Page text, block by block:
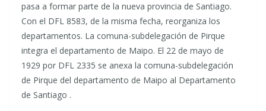
pasa a formar parte de la nueva provincia de Santiago.
Con el DFL 8583, de la misma fecha, reorganiza los
departamentos. La comuna-subdelegación de Pirque
integra el departamento de Maipo. El 22 de mayo de
1929 por DFL 2335 se anexa la comuna-subdelegación
de Pirque del departamento de Maipo al Departamento
de Santiago .